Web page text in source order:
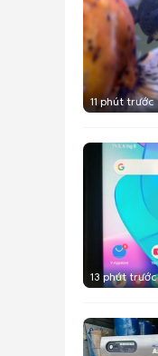
11 phút trước
13 phút trước